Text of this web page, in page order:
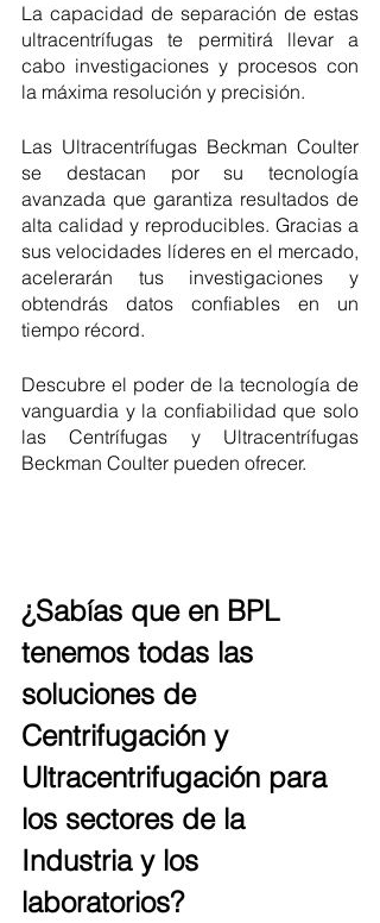
La capacidad de separación de estas
ultracentrífugas te permitirá llevar a
cabo investigaciones y procesos con
la máxima resolución y precisión.
Las Ultracentrífugas Beckman Coulter
se destacan por su tecnología
avanzada que garantiza resultados de
alta calidad y reproducibles. Gracias a
sus velocidades líderes en el mercado,
acelerarán tus investigaciones y
obtendrás datos confiables en un
tiempo récord.
Descubre el poder de la tecnología de
vanguardia y la confiabilidad que solo
las Centrífugas y Ultracentrífugas
Beckman Coulter pueden ofrecer.
¿Sabías que en BPL
tenemos todas las
soluciones de
Centrifugación y
Ultracentrifugación para
los sectores de la
Industria y los
laboratorios?